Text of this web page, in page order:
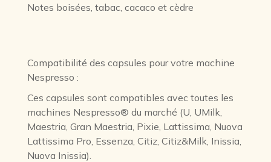
Notes boisées, tabac, cacaco et cèdre
Compatibilité des capsules pour votre machine
Nespresso :
Ces capsules sont compatibles avec toutes les
machines Nespresso® du marché (U, UMilk,
Maestria, Gran Maestria, Pixie, Lattissima, Nuova
Lattissima Pro, Essenza, Citiz, Citiz&Milk, Inissia,
Nuova Inissia).